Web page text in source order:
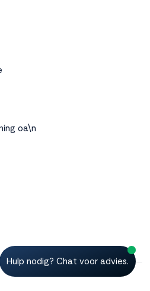
oa\n
Hulp nodig? Chat voor advies.